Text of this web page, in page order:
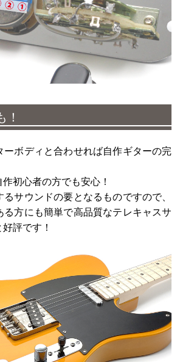
！
ーボディと合わせれば自作ギターの完
初心者の方でも安心！
サウンドの要となるものですので、
る方にも簡単で高品質なテレキャスサ
評です！